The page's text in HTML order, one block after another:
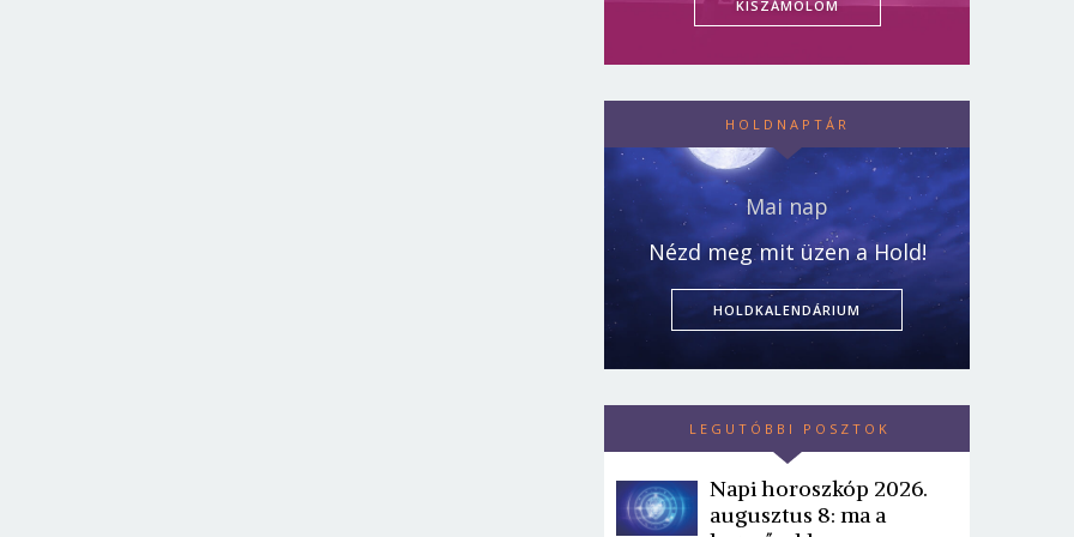
KISZÁMOLOM
HOLDNAPTÁR
Mai nap
Nézd meg mit üzen a Hold!
HOLDKALENDÁRIUM
LEGUTÓBBI POSZTOK
Napi horoszkóp 2026.
augusztus 8: ma a